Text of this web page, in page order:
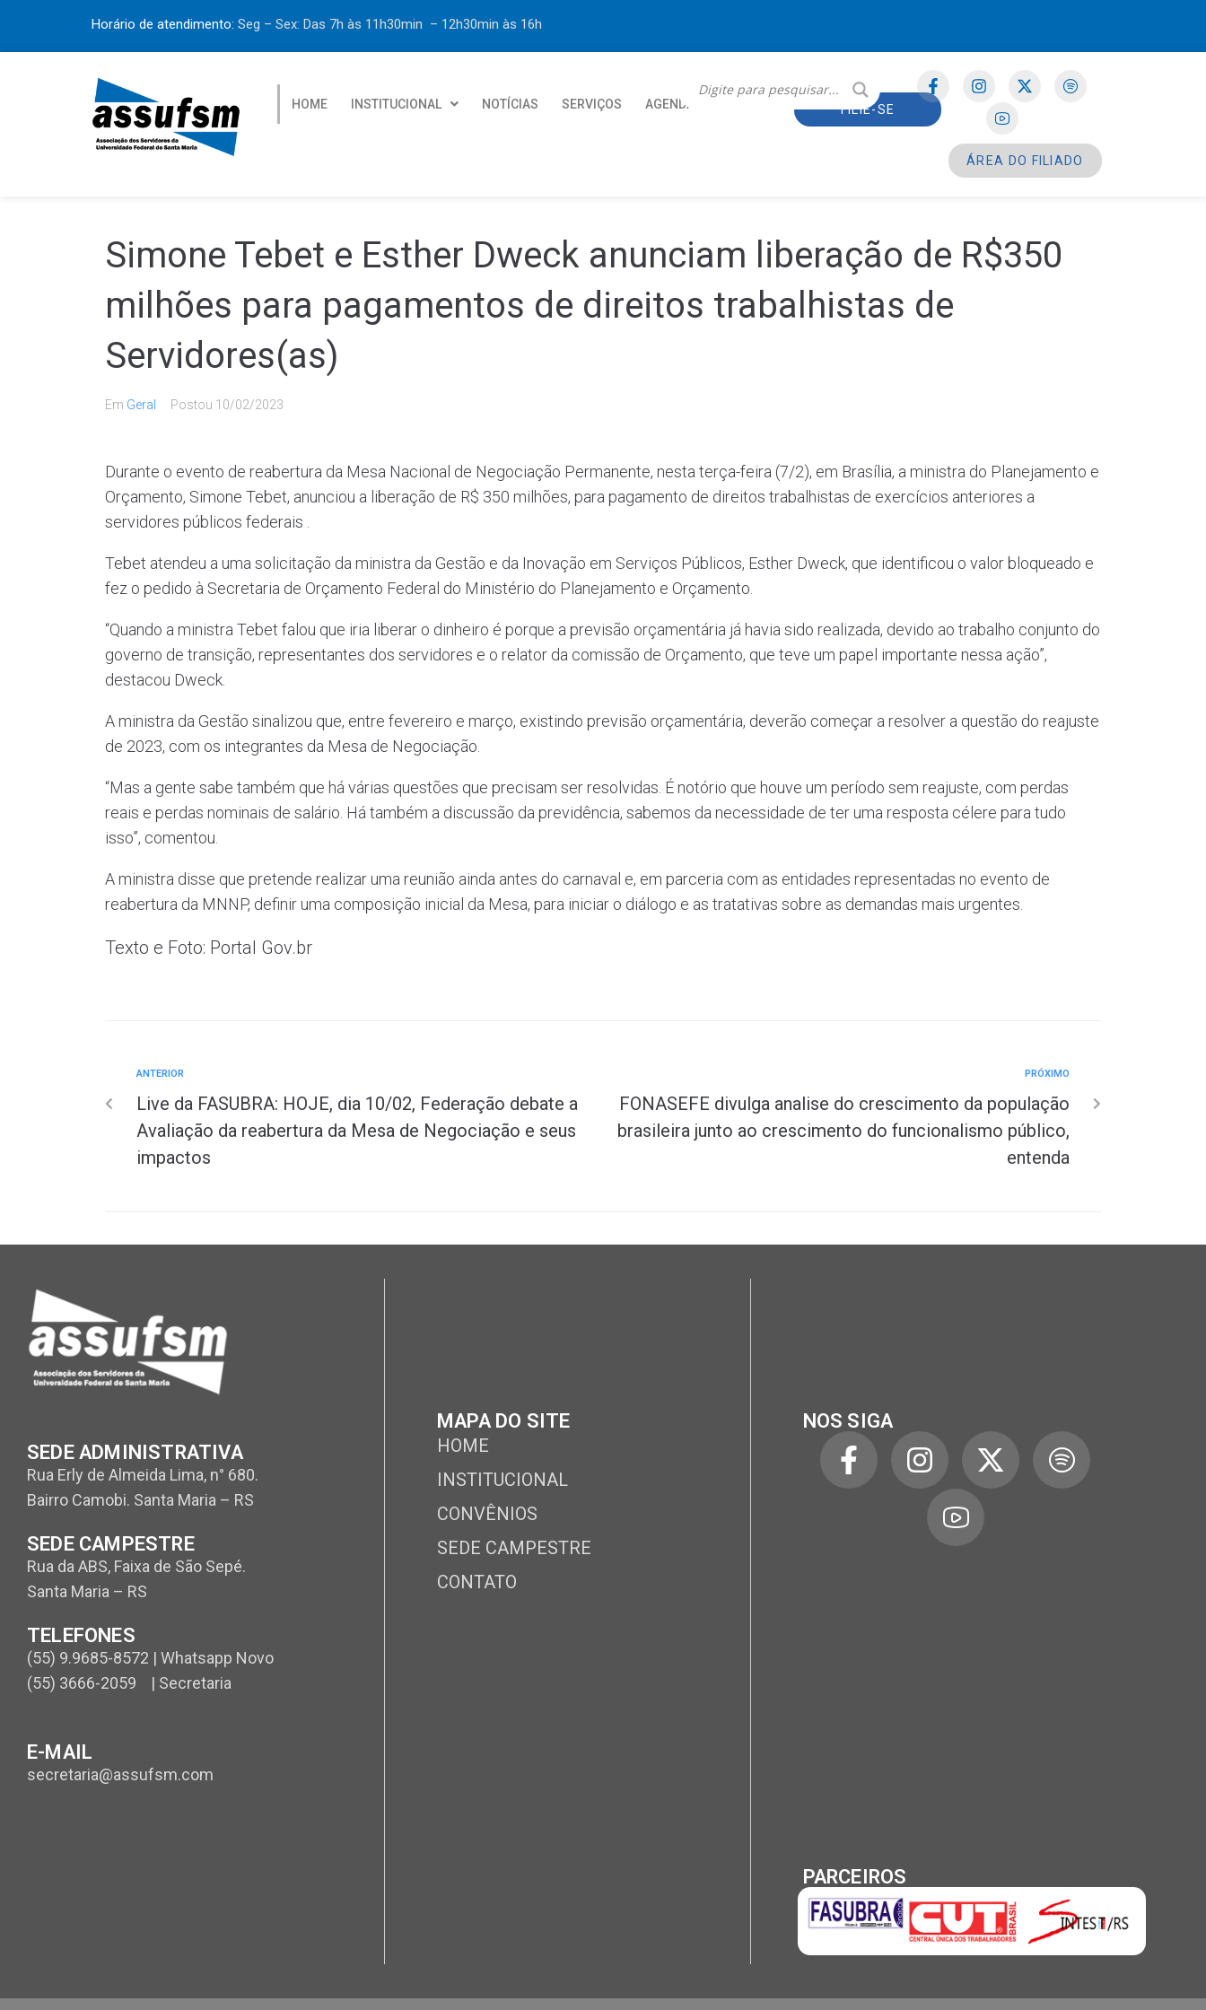
Horário de atendimento: Seg – Sex: Das 7h às 11h30min – 12h30min às 16h
HOME INSTITUCIONAL NOTÍCIAS SERVIÇOS AGENDA FILIE-SE
ÁREA DO FILIADO
Simone Tebet e Esther Dweck anunciam liberação de R$350
milhões para pagamentos de direitos trabalhistas de
Servidores(as)
Em Geral Postou 10/02/2023
Durante o evento de reabertura da Mesa Nacional de Negociação Permanente, nesta terça-feira (7/2), em Brasília, a ministra do Planejamento e
Orçamento, Simone Tebet, anunciou a liberação de R$ 350 milhões, para pagamento de direitos trabalhistas de exercícios anteriores a
servidores públicos federais .
Tebet atendeu a uma solicitação da ministra da Gestão e da Inovação em Serviços Públicos, Esther Dweck, que identificou o valor bloqueado e
fez o pedido à Secretaria de Orçamento Federal do Ministério do Planejamento e Orçamento.
“Quando a ministra Tebet falou que iria liberar o dinheiro é porque a previsão orçamentária já havia sido realizada, devido ao trabalho conjunto do
governo de transição, representantes dos servidores e o relator da comissão de Orçamento, que teve um papel importante nessa ação”,
destacou Dweck.
A ministra da Gestão sinalizou que, entre fevereiro e março, existindo previsão orçamentária, deverão começar a resolver a questão do reajuste
de 2023, com os integrantes da Mesa de Negociação.
“Mas a gente sabe também que há várias questões que precisam ser resolvidas. É notório que houve um período sem reajuste, com perdas
reais e perdas nominais de salário. Há também a discussão da previdência, sabemos da necessidade de ter uma resposta célere para tudo
isso”, comentou.
A ministra disse que pretende realizar uma reunião ainda antes do carnaval e, em parceria com as entidades representadas no evento de
reabertura da MNNP, definir uma composição inicial da Mesa, para iniciar o diálogo e as tratativas sobre as demandas mais urgentes.
Texto e Foto: Portal Gov.br
ANTERIOR
Live da FASUBRA: HOJE, dia 10/02, Federação debate a
Avaliação da reabertura da Mesa de Negociação e seus
impactos
PRÓXIMO
FONASEFE divulga analise do crescimento da população
brasileira junto ao crescimento do funcionalismo público,
entenda
SEDE ADMINISTRATIVA
Rua Erly de Almeida Lima, n° 680.
Bairro Camobi. Santa Maria – RS
SEDE CAMPESTRE
Rua da ABS, Faixa de São Sepé.
Santa Maria – RS
TELEFONES
(55) 9.9685-8572 | Whatsapp Novo
(55) 3666-2059 | Secretaria
E-MAIL
secretaria@assufsm.com
MAPA DO SITE
HOME
INSTITUCIONAL
CONVÊNIOS
SEDE CAMPESTRE
CONTATO
NOS SIGA
PARCEIROS